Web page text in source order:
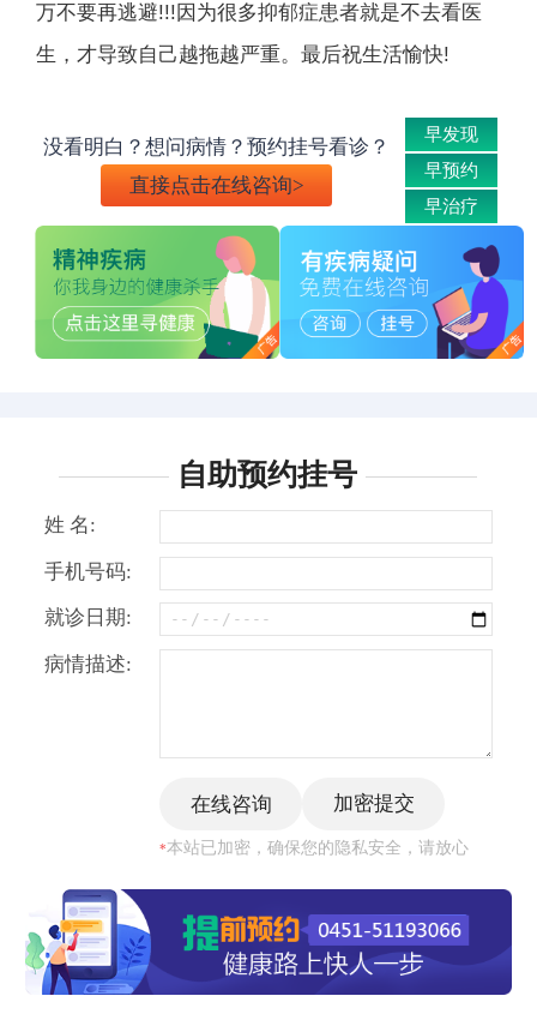
万不要再逃避!!!因为很多抑郁症患者就是不去看医
生，才导致自己越拖越严重。最后祝生活愉快!
没看明白？想问病情？预约挂号看诊？
直接点击在线咨询>
早发现
早预约
早治疗
自助预约挂号
姓 名:
手机号码:
就诊日期:
病情描述:
*本站已加密，确保您的隐私安全，请放心